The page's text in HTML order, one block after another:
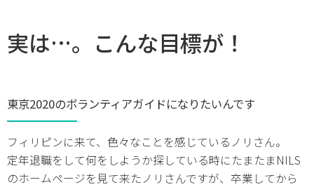
実は…。こんな目標が！
東京2020のボランティアガイドになりたいんです
フィリピンに来て、色々なことを感じているノリさん。
定年退職をして何をしようか探している時にたまたまNILS
のホームページを見て来たノリさんですが、卒業してから